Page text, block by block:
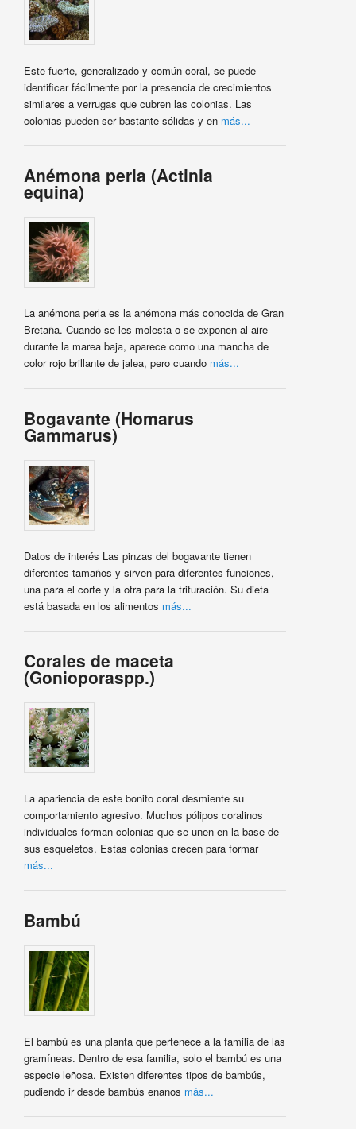
Este fuerte, generalizado y común coral, se puede
identificar fácilmente por la presencia de crecimientos
similares a verrugas que cubren las colonias. Las
colonias pueden ser bastante sólidas y en más...
Anémona perla (Actinia
equina)
La anémona perla es la anémona más conocida de Gran
Bretaña. Cuando se les molesta o se exponen al aire
durante la marea baja, aparece como una mancha de
color rojo brillante de jalea, pero cuando más...
Bogavante (Homarus
Gammarus)
Datos de interés Las pinzas del bogavante tienen
diferentes tamaños y sirven para diferentes funciones,
una para el corte y la otra para la trituración. Su dieta
está basada en los alimentos más...
Corales de maceta
(Gonioporaspp.)
La apariencia de este bonito coral desmiente su
comportamiento agresivo. Muchos pólipos coralinos
individuales forman colonias que se unen en la base de
sus esqueletos. Estas colonias crecen para formar
más...
Bambú
El bambú es una planta que pertenece a la familia de las
gramíneas. Dentro de esa familia, solo el bambú es una
especie leñosa. Existen diferentes tipos de bambús,
pudiendo ir desde bambús enanos más...